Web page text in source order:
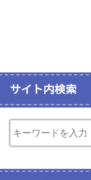
サイト内検索